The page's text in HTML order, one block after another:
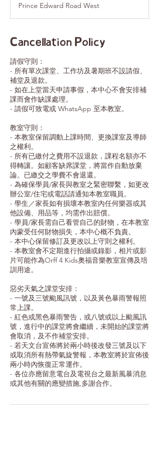
e
d
Prince Edward Road West
Cancellation Policy
請假守則：
- 所有單次課堂、工作坊及暑期班不設請假、
補堂及退款。
- 如在上堂當天申請事假，本中心不會安排補
課而會作缺課處理。
- 請假可致電或 WhatsApp 至本教室。
教室守則：
- 本教室保留調動上課時間、更換課室及導師
之權利。
- 所有已繳付之費用不設退款，課程名額亦不
得轉讓。如顧客缺席課堂，將當作自動放棄
論。已繳交之學費不會退還。
- 為確保學員/家長與教室之緊密聯繫，如更改
辦公室/住宅或電話請通知本教室職員。
- 學生／家長如有損壞本教室內任何樂器或其
他設備、用品等，均需作出賠償。
- 學員/家長需自己看管自己的財物，在本教室
內蒙受任何財物損失，本中心概不負責。
- 本中心保留修訂及更改以上守則之權利。
- 本教室會不定期進行拍攝或錄影，相片或影
片可能作為Orff 4 Kids奧福音樂教室宣傳及培
訓用途。
惡劣天氣之課堂安排：
- 一號及三號颱風訊號，以及黃色暴雨警報照
常上課。
- 紅色或黑色暴雨警告，或八號或以上颱風訊
號，進行中的課堂將會繼續，未開始的課堂將
會取消，及不作補堂安排。
- 若天文台宣佈將於兩小時後改發三號及以下
或取消所有熱帶氣旋警報，本教室將於宣佈後
兩小時內恢復正常運作。
- 各位亦應留意電台及電視台之最新風暴消息
或其他有關的應變措施,多謝合作。